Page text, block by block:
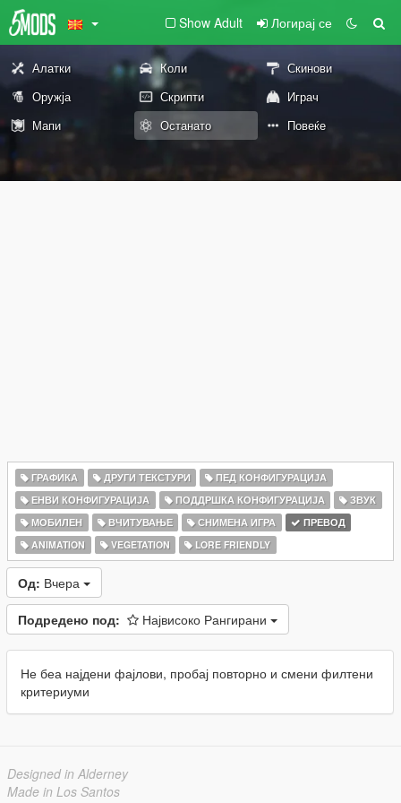
Show Adult Логирај се
Алатки Коли
Скинови
Оружја
Скрипти
Играч
Мапи
Останато Повеќе
ГРАФИКА ДРУГИ ТЕКСТУРИ
ПЕД КОНФИГУРАЦИЈА
ЕНВИ КОНФИГУРАЦИЈА
ПОДДРШКА КОНФИГУРАЦИЈА
ЗВУК
МОБИЛЕН
ВЧИТУВАЊЕ СНИМЕНА ИГРА
ПРЕВОД
ANIMATION
VEGETATION LORE FRIENDLY
Од: Вчера
Подредено под: Највисоко Рангирани
Не беа најдени фајлови, пробај повторно и смени филтени
критериуми
Designed in Alderney
Made in Los Santos